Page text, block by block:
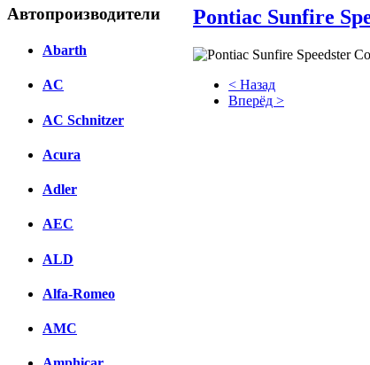
Автопроизводители
Abarth
AC
AC Schnitzer
Acura
Adler
AEC
ALD
Alfa-Romeo
AMC
Pontiac Sunfire
< Назад
Вперёд >